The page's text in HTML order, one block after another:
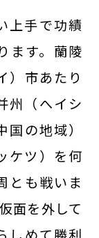
上手で功績
ます。蘭陵
）市あたり
州（へイシ
の地域）
ケツ）を何
とも戦いま
面を外して